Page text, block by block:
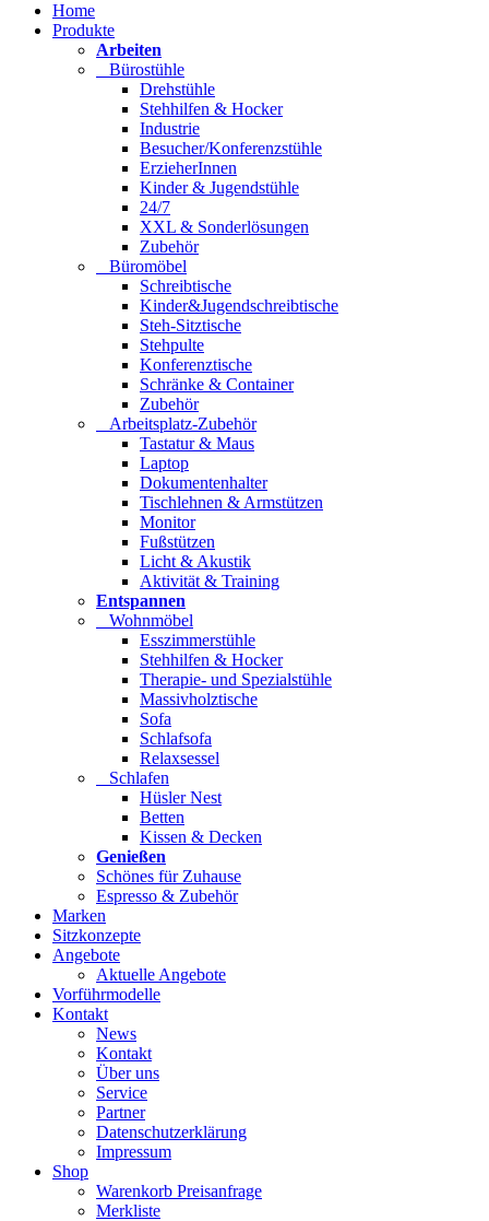
Home
Produkte
Arbeiten
Bürostühle
Drehstühle
Stehhilfen & Hocker
Industrie
Besucher/Konferenzstühle
ErzieherInnen
Kinder & Jugendstühle
24/7
XXL & Sonderlösungen
Zubehör
Büromöbel
Schreibtische
Kinder&Jugendschreibtische
Steh-Sitztische
Stehpulte
Konferenztische
Schränke & Container
Zubehör
Arbeitsplatz-Zubehör
Tastatur & Maus
Laptop
Dokumentenhalter
Tischlehnen & Armstützen
Monitor
Fußstützen
Licht & Akustik
Aktivität & Training
Entspannen
Wohnmöbel
Esszimmerstühle
Stehhilfen & Hocker
Therapie- und Spezialstühle
Massivholztische
Sofa
Schlafsofa
Relaxsessel
Schlafen
Hüsler Nest
Betten
Kissen & Decken
Genießen
Schönes für Zuhause
Espresso & Zubehör
Marken
Sitzkonzepte
Angebote
Aktuelle Angebote
Vorführmodelle
Kontakt
News
Kontakt
Über uns
Service
Partner
Datenschutzerklärung
Impressum
Shop
Warenkorb Preisanfrage
Merkliste